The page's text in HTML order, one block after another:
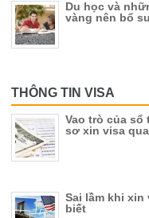
Du học và
vàng nên bổ
THÔNG TIN VISA
Vao trò của sổ
sơ xin visa
Sai lầm khi xin
biết